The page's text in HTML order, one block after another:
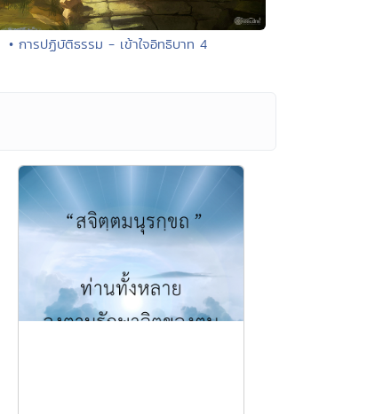
• การปฏิบัติธรรม - เข้าใจอิทธิบาท 4